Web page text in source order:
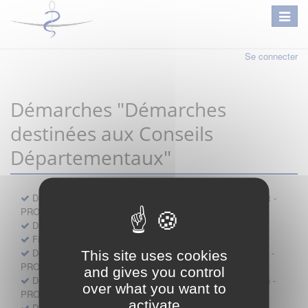
This site uses cookies
and gives you control
over what you want to
activate
Se connecter
Démarches "Démarches
destinées aux Conseils
Départementaux"
Déclaration préalable d'ouverture d'un lieu d'exercice distinct -
PROFESSIONNEL
Demande d'exemption de garde - PROFESSIONNEL
Fiche de signalement d'agression
Demande d’autorisation de se faire assister par un médecin -
PROFESSIONNEL
Demande d'autorisation de tenue de cabinet par un médecin -
PROFESSIONNEL